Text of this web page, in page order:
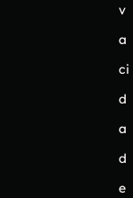
v
a
ci
d
a
d
e